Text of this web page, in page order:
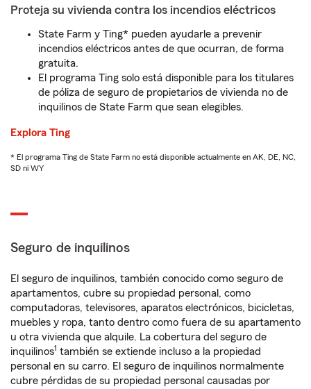
Proteja su vivienda contra los incendios eléctricos
State Farm y Ting* pueden ayudarle a prevenir
incendios eléctricos antes de que ocurran, de forma
gratuita.
El programa Ting solo está disponible para los titulares
de póliza de seguro de propietarios de vivienda no de
inquilinos de State Farm que sean elegibles.
Explora Ting
* El programa Ting de State Farm no está disponible actualmente en AK, DE, NC,
SD ni WY
Seguro de inquilinos
El seguro de inquilinos, también conocido como seguro de
apartamentos, cubre su propiedad personal, como
computadoras, televisores, aparatos electrónicos, bicicletas,
muebles y ropa, tanto dentro como fuera de su apartamento
u otra vivienda que alquile. La cobertura del seguro de
inquilinos1 también se extiende incluso a la propiedad
personal en su carro. El seguro de inquilinos normalmente
cubre pérdidas de su propiedad personal causadas por